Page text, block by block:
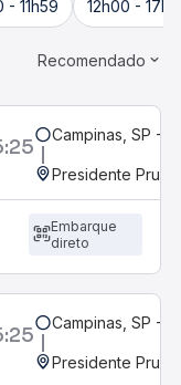
- 11h59 12h00 -
Recomendado
Campinas, SP -
Presidente
Embarque
direto
Campinas, SP -
Presidente